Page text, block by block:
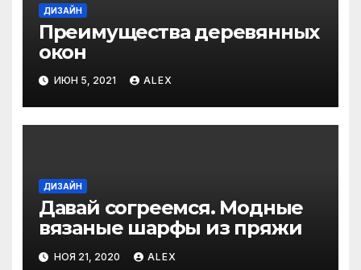
ДИЗАЙН
Преимущества деревянных
окон
ИЮН 5, 2021 ALEX
ДИЗАЙН
Давай согреемся. Модные
вязаные шарфы из пряжи
НОЯ 21, 2020 ALEX